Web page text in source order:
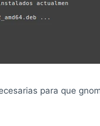
para que